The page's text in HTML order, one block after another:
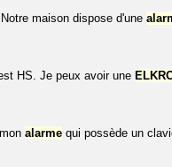
maison dispose d'une
HS. Je peux avoir une
alarme qui possède un